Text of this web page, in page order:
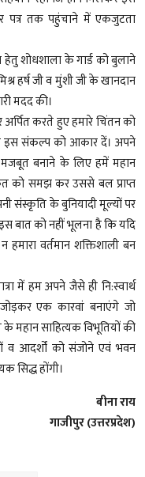
पत्र तक पहुंचाने में एकजुटता
शोधशाला के गार्ड को बुलाने
हर्ष जी व मुंशी जी के खानदान
मदद की।
अर्पित करते हुए हमारे चिंतन को
इस संकल्प को आकार दें। अपने
मजबूत बनाने के लिए हमें महान
को समझ कर उससे बल प्राप्त
संस्कृति के बुनियादी मूल्यों पर
बात को नहीं भूलना है कि यदि
वर्तमान शक्तिशाली बन
में हम अपने जैसे ही नि:स्वार्थ
एक कारवां बनाएंगे जो
महान साहित्यक विभूतियों की
व आदर्शों को संजोने एवं भवन
सिद्ध होंगी।
बीना राय
गाजीपुर (उत्तरप्रदेश)